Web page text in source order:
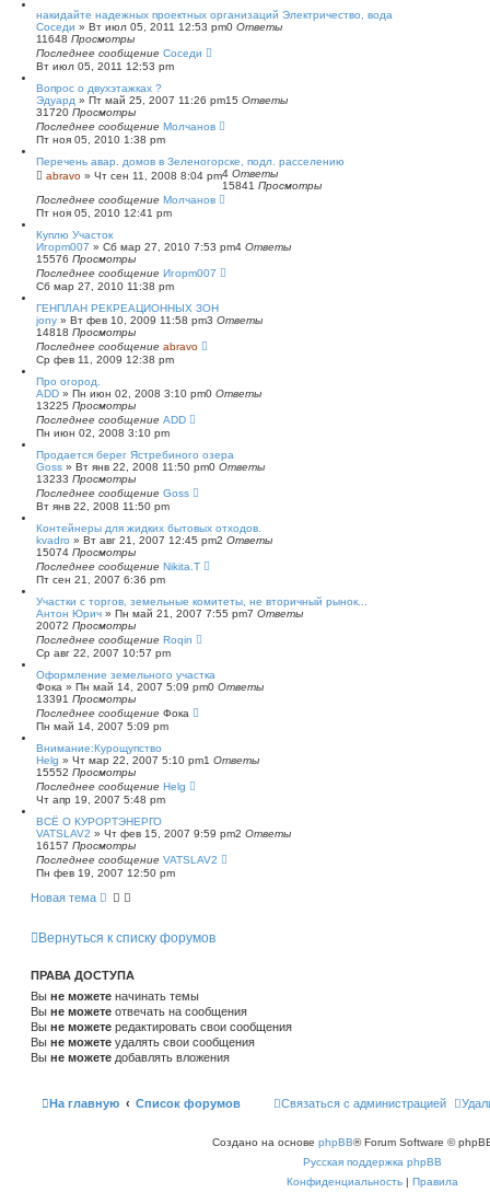
накидайте надежных проектных организаций Электричество, вода
Соседи » Вт июл 05, 2011 12:53 pm0 Ответы
11648 Просмотры
Последнее сообщение Соседи
Вт июл 05, 2011 12:53 pm
Вопрос о двухэтажках ?
Эдуард » Пт май 25, 2007 11:26 pm15 Ответы
31720 Просмотры
Последнее сообщение Молчанов
Пт ноя 05, 2010 1:38 pm
Перечень авар. домов в Зеленогорске, подл. расселению
abravo » Чт сен 11, 2008 8:04 pm4 Ответы
15841 Просмотры
Последнее сообщение Молчанов
Пт ноя 05, 2010 12:41 pm
Куплю Участок
Игорm007 » Сб мар 27, 2010 7:53 pm4 Ответы
15576 Просмотры
Последнее сообщение Игорm007
Сб мар 27, 2010 11:38 pm
ГЕНПЛАН РЕКРЕАЦИОННЫХ ЗОН
jony » Вт фев 10, 2009 11:58 pm3 Ответы
14818 Просмотры
Последнее сообщение abravo
Ср фев 11, 2009 12:38 pm
Про огород.
ADD » Пн июн 02, 2008 3:10 pm0 Ответы
13225 Просмотры
Последнее сообщение ADD
Пн июн 02, 2008 3:10 pm
Продается берег Ястребиного озера
Goss » Вт янв 22, 2008 11:50 pm0 Ответы
13233 Просмотры
Последнее сообщение Goss
Вт янв 22, 2008 11:50 pm
Контейнеры для жидких бытовых отходов.
kvadro » Вт авг 21, 2007 12:45 pm2 Ответы
15074 Просмотры
Последнее сообщение Nikita.T
Пт сен 21, 2007 6:36 pm
Участки с торгов, земельные комитеты, не вторичный рынок...
Антон Юрич » Пн май 21, 2007 7:55 pm7 Ответы
20072 Просмотры
Последнее сообщение Roqin
Ср авг 22, 2007 10:57 pm
Оформление земельного участка
Фока » Пн май 14, 2007 5:09 pm0 Ответы
13391 Просмотры
Последнее сообщение Фока
Пн май 14, 2007 5:09 pm
Внимание:Курощупство
Helg » Чт мар 22, 2007 5:10 pm1 Ответы
15552 Просмотры
Последнее сообщение Helg
Чт апр 19, 2007 5:48 pm
ВСЁ О КУРОРТЭНЕРГО
VATSLAV2 » Чт фев 15, 2007 9:59 pm2 Ответы
16157 Просмотры
Последнее сообщение VATSLAV2
Пн фев 19, 2007 12:50 pm
Новая тема
Вернуться к списку форумов
ПРАВА ДОСТУПА
Вы не можете начинать темы
Вы не можете отвечать на сообщения
Вы не можете редактировать свои сообщения
Вы не можете удалять свои сообщения
Вы не можете добавлять вложения
На главную Список форумов Связаться с администрацией
Создано на основе phpBB® Forum Software ©
Русская поддержка phpBB
Конфиденциальность | Правила